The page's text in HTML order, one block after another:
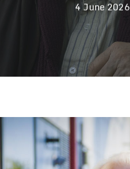
4 June 2026